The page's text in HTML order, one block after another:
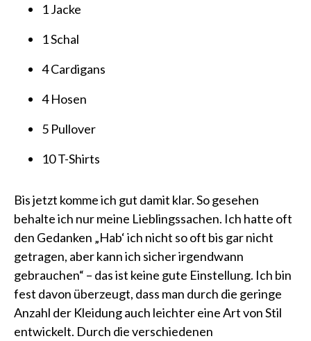
1 Jacke
1 Schal
4 Cardigans
4 Hosen
5 Pullover
10 T-Shirts
Bis jetzt komme ich gut damit klar. So gesehen
behalte ich nur meine Lieblingssachen. Ich hatte oft
den Gedanken „Hab‘ ich nicht so oft bis gar nicht
getragen, aber kann ich sicher irgendwann
gebrauchen“ – das ist keine gute Einstellung. Ich bin
fest davon überzeugt, dass man durch die geringe
Anzahl der Kleidung auch leichter eine Art von Stil
entwickelt. Durch die verschiedenen